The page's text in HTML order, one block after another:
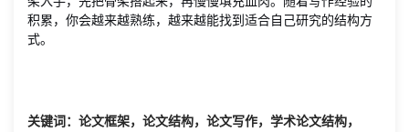
积累，你会越来越熟练，越来越能找到适合自己研究的结构方
式。
关键词：论文框架，论文结构，论文写作，学术论文结构，